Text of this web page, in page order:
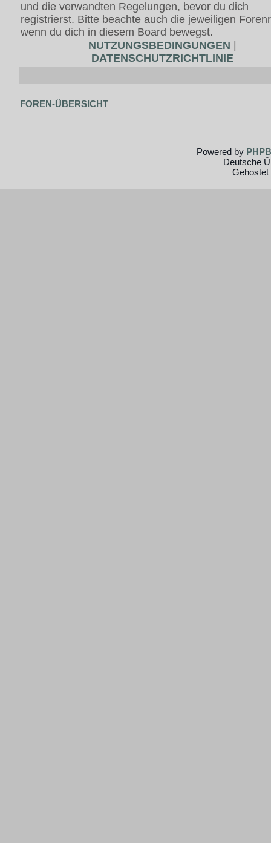
und die verwandten Regelungen, bevor du dich
registrierst. Bitte beachte auch die jeweiligen
wenn du dich in diesem Board bewegst.
NUTZUNGSBEDINGUNGEN
DATENSCHUTZRICHTLINIE
FOREN-ÜBERSICHT
Powered by
Deutsche